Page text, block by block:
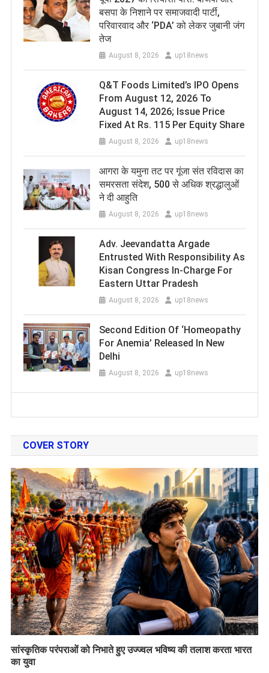
बसपा के निशाने पर समाजवादी पार्टी,
परिवारवाद और ‘PDA’ को लेकर जुबानी जंग
तेज
August 8, 2026 up18news
Q&T Foods Limited’s IPO Opens
From August 12, 2026 To
August 14, 2026; Issue Price
Fixed At Rs. 115 Per Equity Share
August 8, 2026 up18news
आगरा के यमुना तट पर गूंजा संत रविदास का
समरसता संदेश, 500 से अधिक श्रद्धालुओं
ने दी आहुति
August 8, 2026 up18news
Adv. Jeevandatta Argade
Entrusted With Responsibility As
Kisan Congress In-Charge For
Eastern Uttar Pradesh
August 8, 2026 up18news
Second Edition Of ‘Homeopathy
For Anemia’ Released In New
Delhi
August 8, 2026 up18news
COVER STORY
सांस्कृतिक परंपराओं को निभाते हुए उज्ज्वल भविष्य की तलाश करता भारत
का युवा